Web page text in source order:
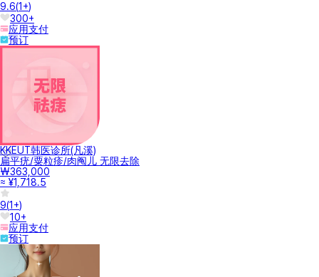
9.6(1+)
300+
应用支付
预订
KKEUT韩医诊所(凡溪)
扁平疣/粟粒疹/肉阄儿 无限去除
₩363,000
≈ ¥1,718.5
9(1+)
10+
应用支付
预订